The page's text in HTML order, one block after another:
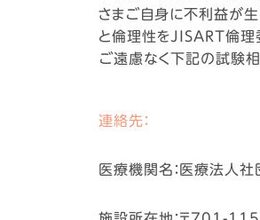
さまご自身に不利益が
と倫理性をJISART倫理
ご遠慮なく下記の試験
連絡先：
医療機関名：医療法人社